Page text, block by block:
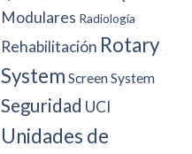
Modulares Radiología
Rehabilitación Rotary
System Screen System
Seguridad UCI
Unidades de